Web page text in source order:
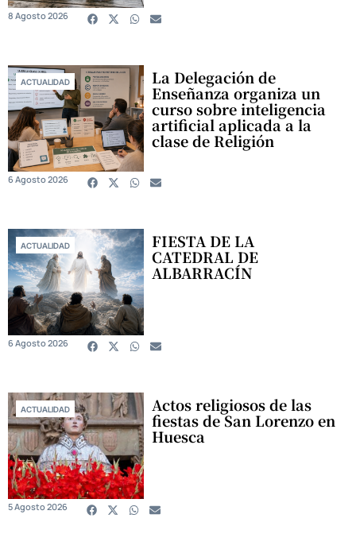
8 Agosto 2026
ACTUALIDAD La Delegación de
Enseñanza organiza un
curso sobre inteligencia
artificial aplicada a la
clase de Religión
6 Agosto 2026
ACTUALIDAD FIESTA DE LA
CATEDRAL DE
ALBARRACÍN
6 Agosto 2026
ACTUALIDAD Actos religiosos de las
fiestas de San Lorenzo en
Huesca
5 Agosto 2026